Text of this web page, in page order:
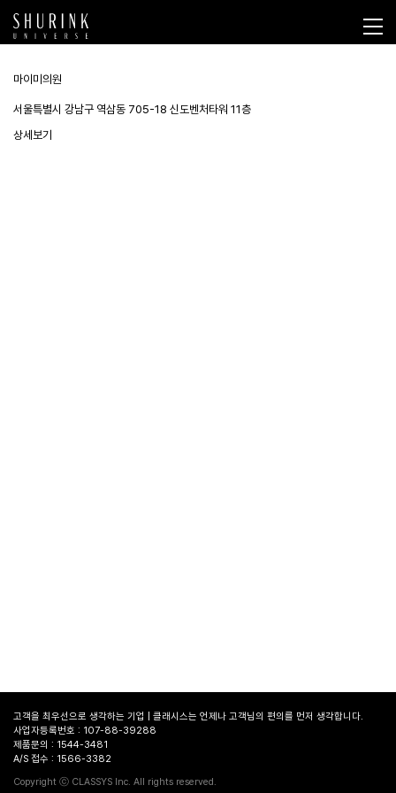
마이미의원
서울특별시 강남구 역삼동 705-18 신도벤처타워 11층
상세보기
고객을 최우선으로 생각하는 기업 | 클래시스는 언제나 고객님의 편의를 먼저 생각합니다.
사업자등록번호 : 107-88-39288
제품문의 : 1544-3481
A/S 접수 : 1566-3382
Copyright ⓒ CLASSYS Inc. All rights reserved.